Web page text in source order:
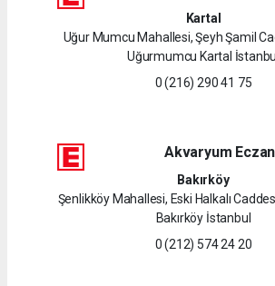
Kartal
Uğur Mumcu Mahallesi, Şeyh Şamil
Uğurmumcu Kartal İstanbul
0 (216) 290 41 75
Akvaryum
Bakırköy
Şenlikköy Mahallesi, Eski Halkalı
Bakırköy İstanbul
0 (212) 574 24 20